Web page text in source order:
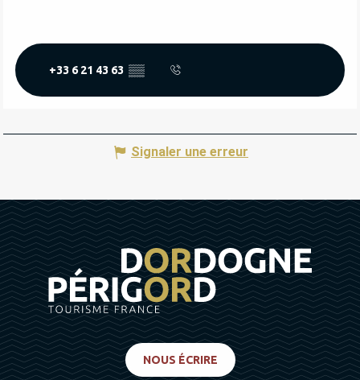
+33 6 21 43 63 ▒▒
Signaler une erreur
NOUS ÉCRIRE